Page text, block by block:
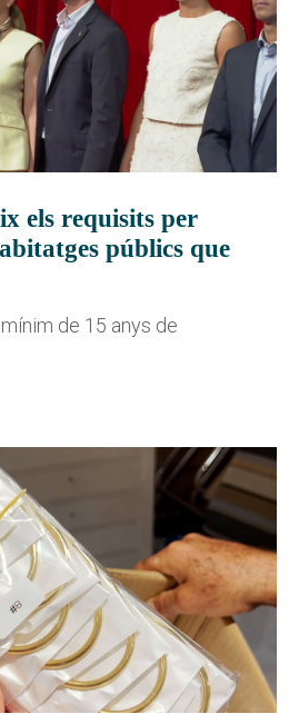
els requisits per
públics que
de 15 anys de